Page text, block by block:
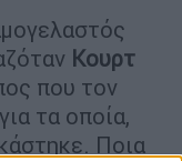
Κουρτ
που τον
τα οποία,
Ποια